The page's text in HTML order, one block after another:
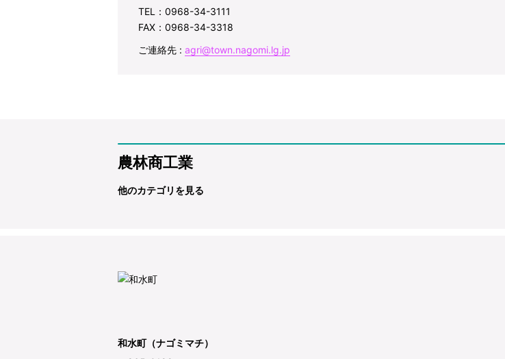
TEL：0968-34-3111
FAX：0968-34-3318
ご連絡先 : agri@town.nagomi.lg.jp
農林商工業
他のカテゴリを見る
和水町（ナゴミマチ）